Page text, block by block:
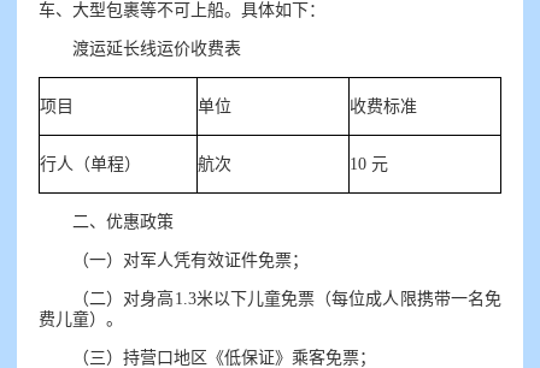
车、大型包裹等不可上船。具体如下：
渡运延长线运价收费表
项目 单位 收费标准
行人（单程） 航次 10 元
二、优惠政策
（一）对军人凭有效证件免票；
（二）对身高1.3米以下儿童免票（每位成人限携带一名免
费儿童）。
（三）持营口地区《低保证》乘客免票；